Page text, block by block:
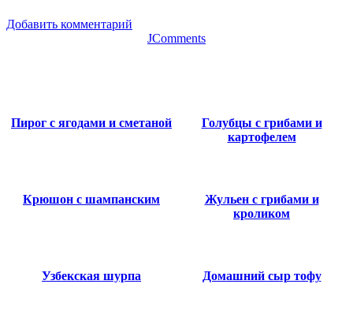
Добавить комментарий
JComments
Пирог с ягодами и сметаной
Голубцы с грибами и
картофелем
Крюшон с шампанским
Жульен с грибами и
кроликом
Узбекская шурпа Домашний сыр тофу